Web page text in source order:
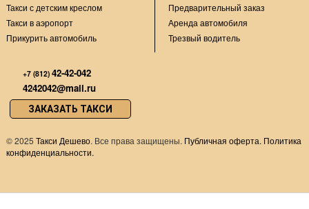
Такси с детским креслом
Такси в аэропорт
Прикурить автомобиль
Предварительный заказ
Аренда автомобиля
Трезвый водитель
+7 (812) 42-42-042
4242042@mail.ru
ЗАКАЗАТЬ ТАКСИ
©2025 Такси Дешево. Все права защищены. Публичная оферта. Политика
конфиденциальности.